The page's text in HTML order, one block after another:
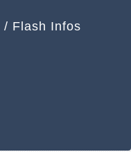
/ Flash Infos